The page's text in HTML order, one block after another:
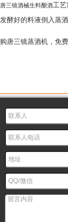
唐三镜酒械生料酿酒工艺
发酵好的料液倒入蒸
购唐三镜蒸酒机，免